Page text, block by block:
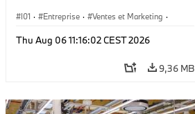
I01 · Entreprise · Ventes et Marketing ·
Thu Aug 06 11:16:02 CEST 2026
9,36 MB